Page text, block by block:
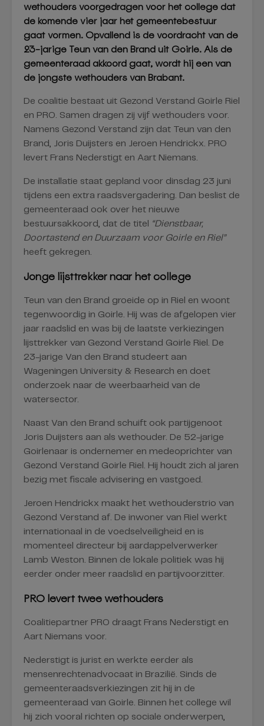
wethouders voorgedragen voor het college dat
de komende vier jaar het gemeentebestuur
gaat vormen. Opvallend is de voordracht van de
23-jarige Teun van den Brand uit Goirle. Als de
gemeenteraad akkoord gaat, wordt hij een van
de jongste wethouders van Brabant.
De coalitie bestaat uit Gezond Verstand Goirle Riel
en PRO. Samen dragen zij vijf wethouders voor.
Namens Gezond Verstand zijn dat Teun van den
Brand, Joris Duijsters en Jeroen Hendrickx. PRO
levert Frans Nederstigt en Aart Niemans.
De installatie staat gepland voor dinsdag 23 juni
tijdens een extra raadsvergadering. Dan beslist de
gemeenteraad ook over het nieuwe
bestuursakkoord, dat de titel
“Dienstbaar,
Doortastend en Duurzaam voor Goirle en Riel”
heeft gekregen.
Jonge lijsttrekker naar het college
Teun van den Brand groeide op in Riel en woont
tegenwoordig in Goirle. Hij was de afgelopen vier
jaar raadslid en was bij de laatste verkiezingen
lijsttrekker van Gezond Verstand Goirle Riel. De
23-jarige Van den Brand studeert aan
Wageningen University & Research en doet
onderzoek naar de weerbaarheid van de
watersector.
Naast Van den Brand schuift ook partijgenoot
Joris Duijsters aan als wethouder. De 52-jarige
Goirlenaar is ondernemer en medeoprichter van
Gezond Verstand Goirle Riel. Hij houdt zich al jaren
bezig met fiscale advisering en vastgoed.
Jeroen Hendrickx maakt het wethouderstrio van
Gezond Verstand af. De inwoner van Riel werkt
internationaal in de voedselveiligheid en is
momenteel directeur bij aardappelverwerker
Lamb Weston. Binnen de lokale politiek was hij
eerder onder meer raadslid en partijvoorzitter.
PRO levert twee wethouders
Coalitiepartner PRO draagt Frans Nederstigt en
Aart Niemans voor.
Nederstigt is jurist en werkte eerder als
mensenrechtenadvocaat in Brazilië. Sinds de
gemeenteraadsverkiezingen zit hij in de
gemeenteraad van Goirle. Binnen het college wil
hij zich vooral richten op sociale onderwerpen,